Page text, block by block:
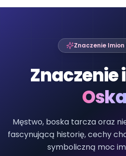
Znaczenie Imion
Znaczenie
Męstwo, boska tarcza oraz
fascynującą historię, cechy
symboliczną moc